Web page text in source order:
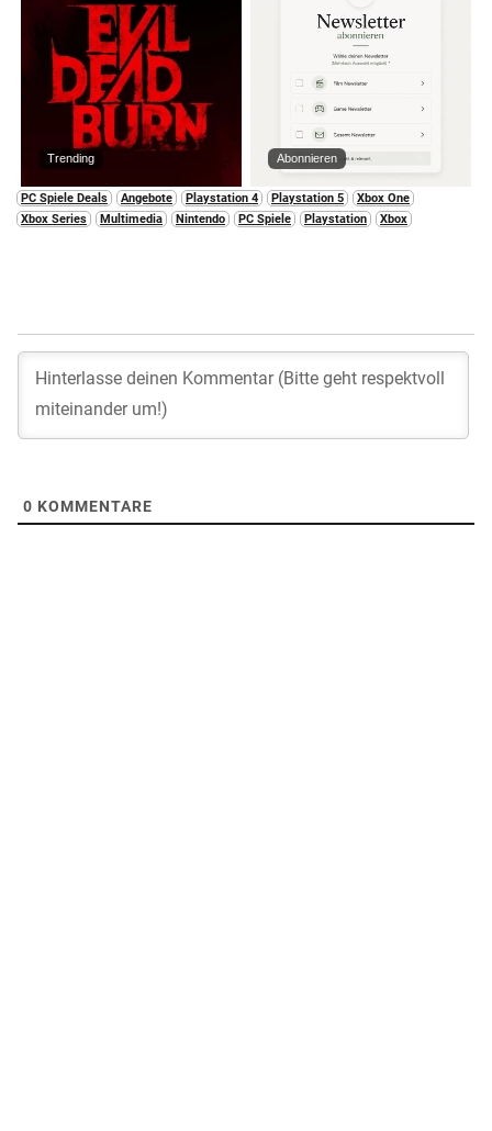
Trending Abonnieren
PC Spiele Deals Angebote Playstation 4 Playstation 5
Xbox One
Xbox Series
Multimedia Nintendo PC Spiele Playstation Xbox
0 KOMMENTARE